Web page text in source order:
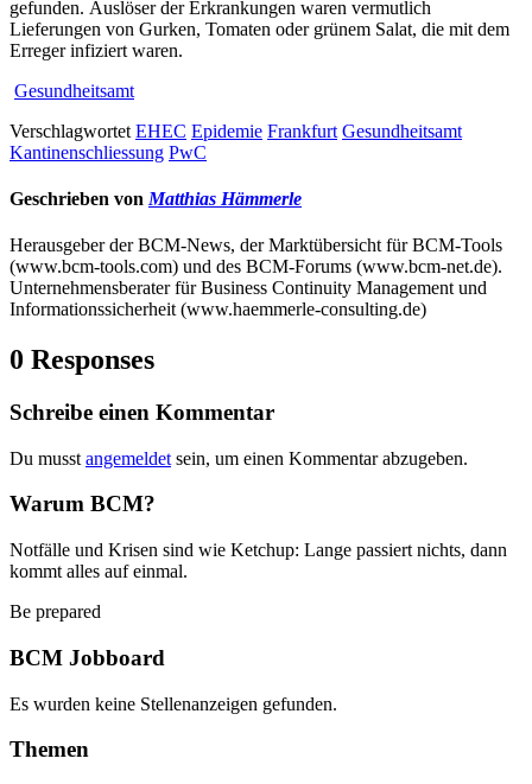
gefunden. Auslöser der Erkrankungen waren vermutlich
Lieferungen von Gurken, Tomaten oder grünem Salat, die mit dem
Erreger infiziert waren.
Gesundheitsamt
Verschlagwortet EHEC Epidemie Frankfurt Gesundheitsamt
Kantinenschliessung PwC
Geschrieben von Matthias Hämmerle
Herausgeber der BCM-News, der Marktübersicht für BCM-Tools
(www.bcm-tools.com) und des BCM-Forums (www.bcm-net.de).
Unternehmensberater für Business Continuity Management und
Informationssicherheit (www.haemmerle-consulting.de)
0 Responses
Schreibe einen Kommentar
Du musst angemeldet sein, um einen Kommentar abzugeben.
Warum BCM?
Notfälle und Krisen sind wie Ketchup: Lange passiert nichts, dann
kommt alles auf einmal.
Be prepared
BCM Jobboard
Es wurden keine Stellenanzeigen gefunden.
Themen